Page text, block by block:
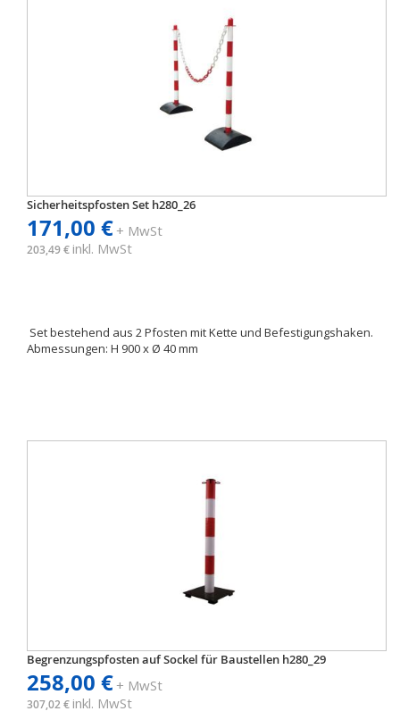
Sicherheitspfosten Set h280_26
171,00 €+ MwSt
203,49 € inkl. MwSt
Set bestehend aus 2 Pfosten mit Kette und Befestigungshaken.
Abmessungen: H 900 x Ø 40 mm
Begrenzungspfosten auf Sockel für Baustellen h280_29
258,00 €+ MwSt
307,02 € inkl. MwSt